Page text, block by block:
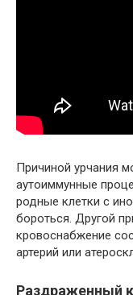
Причиной урчания
аутоиммунные
родные клетки с
бороться. Другой
кровоснабжение
артерий или
Раздраженный